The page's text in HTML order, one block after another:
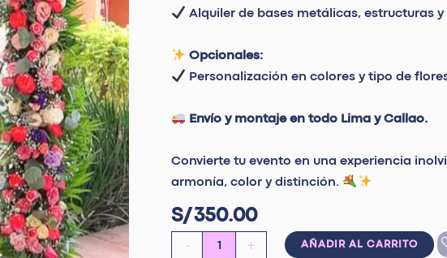
Alquiler de bases metálicas, estructuras y
Opcionales:
Personalización en colores y tipo de
Envío y montaje en todo Lima y Callao.
Convierte tu evento en una experiencia
armonía, color y distinción.
S/350.00
- + AÑADIR AL CARRITO